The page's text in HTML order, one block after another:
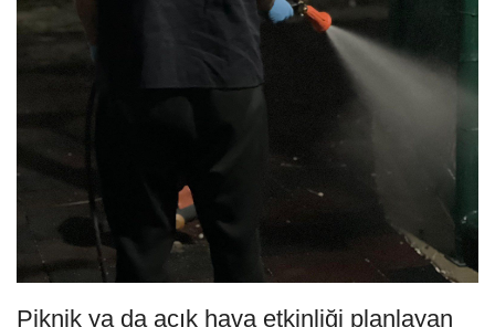
Piknik ya da açık hava etkinliği planlayan